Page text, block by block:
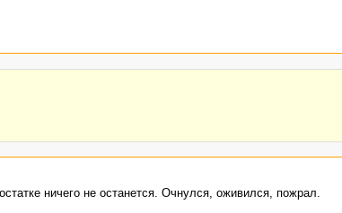
ничего не останется. Очнулся, оживился, пожрал.